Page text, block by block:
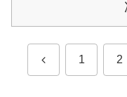
前 1 2